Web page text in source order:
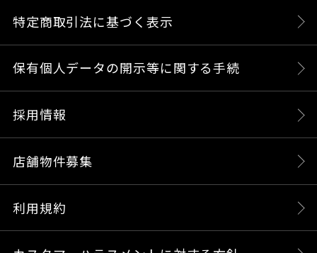
特定商取引法に基づく表示
保有個人データの開示等に関する手続
採用情報
店舗物件募集
利用規約